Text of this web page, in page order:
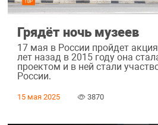
Грядёт ночь музеев
17 мая в России пройдет
лет назад в 2015 году она
проектом и в ней стали
России.
15 мая 2025 3870